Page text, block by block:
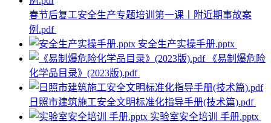
春节后复工安全生产专题培训第一课丨附近期事故案
例.pdf
安全生产实操手册.pptx
《易制爆危险
化学品目录》(2023版).pdf
日照市建筑施工安全文明标准化指导手册(技术篇).pdf
实验室安全培训 手册.pptx